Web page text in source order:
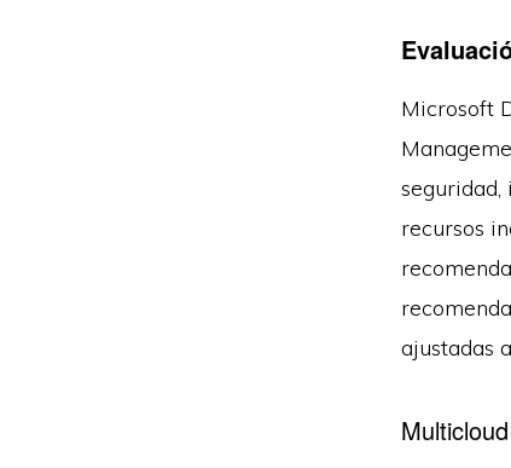
Microsoft
recursos
ajustadas